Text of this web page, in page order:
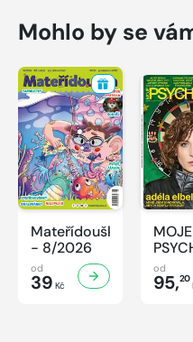
Mohlo by se
Mateřídouška
- 8/2026
od
39 Kč
MOJE
- 8/
od
95,20